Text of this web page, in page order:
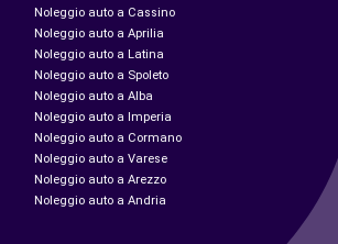
Noleggio auto a Cassino
Noleggio auto a Aprilia
Noleggio auto a Latina
Noleggio auto a Spoleto
Noleggio auto a Alba
Noleggio auto a Imperia
Noleggio auto a Cormano
Noleggio auto a Varese
Noleggio auto a Arezzo
Noleggio auto a Andria